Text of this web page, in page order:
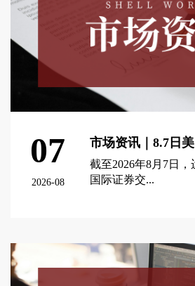
07
2026-08
市场资讯｜8.7日
截至2026年8月7日，
国际证券交...